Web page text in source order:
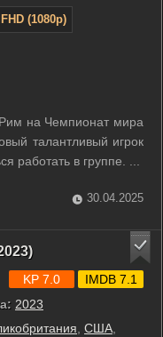
FHD (1080p)
на Чемпионат мира
талантливый игрок
работать в группе. ...
30.04.2025
2023
, США,
KP 7.0 IMDB 7.1